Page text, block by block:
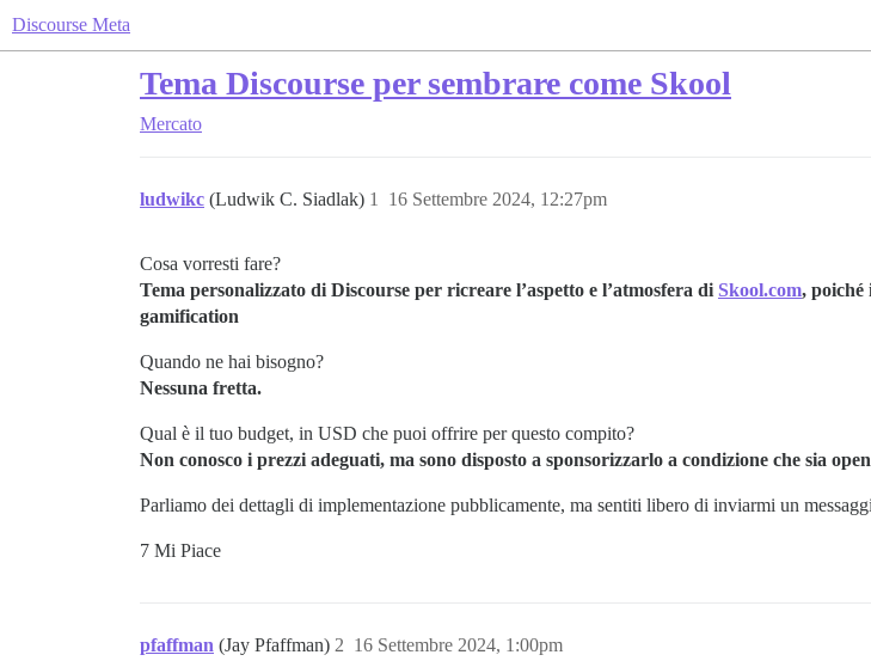
Discourse Meta
Tema Discourse per sembrare come Skool
Mercato
ludwikc (Ludwik C. Siadlak) 16 Settembre 2024, 12:27pm
1
Cosa vorresti fare?
Tema personalizzato di Discourse per ricreare l’aspetto e l’atmosfera di Skool.com, poiché
gamification
Quando ne hai bisogno?
Nessuna fretta.
Qual è il tuo budget, in USD che puoi offrire per questo compito?
Non conosco i prezzi adeguati, ma sono disposto a sponsorizzarlo a condizione che sia
Parliamo dei dettagli di implementazione pubblicamente, ma sentiti libero di inviarmi un
7 Mi Piace
pfaffman (Jay Pfaffman) 16 Settembre 2024, 1:00pm
2